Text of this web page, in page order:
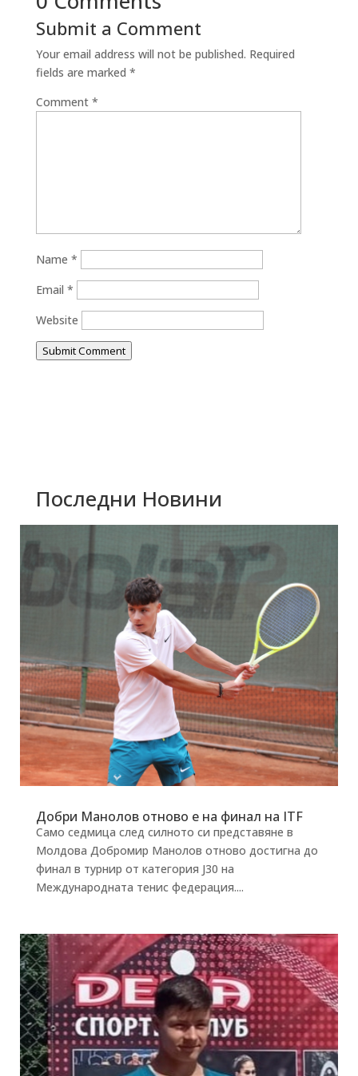
Submit a Comment
Your email address will not be published. Required
fields are marked *
Comment *
Name *
Email *
Website
Submit Comment
Последни Новини
Добри Манолов отново е на финал на ITF
Само седмица след силното си представяне в
Молдова Добромир Манолов отново достигна до
финал в турнир от категория J30 на
Международната тенис федерация....